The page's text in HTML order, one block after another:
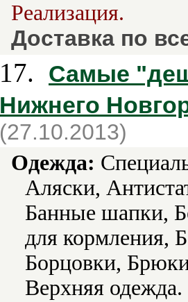
Реализация.
Доставка по
17.
Самые
Нижнего
(27.10.2013)
Одежда:
Аляски,
Банные шапки,
для кормления,
Борцовки,
Верхняя одежда.